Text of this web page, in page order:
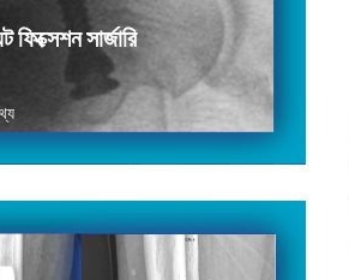
ফিক্সেশন সার্জারি
তলু (শিশু, কিশোর এবং প্রাপ্তবয়স্কদের)
রোগের সাথে সমতল পা মারফুজ করুন পিছনের
কারণে স্প্যাজমোডিক